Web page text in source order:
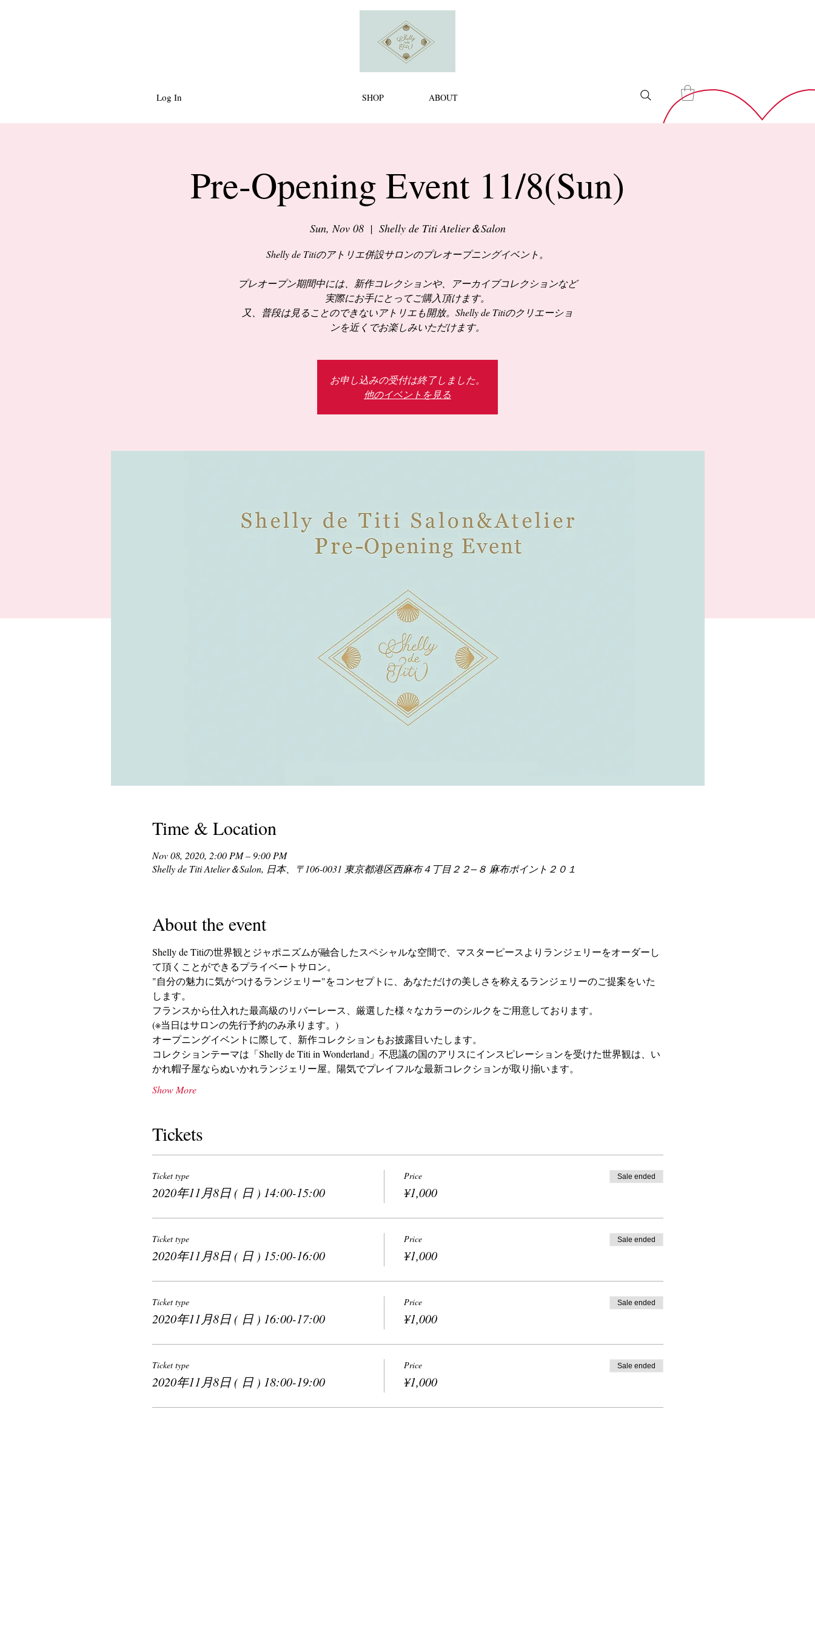
Log In SHOP ABOUT
Pre-Opening Event 11/8(Sun)
Sun, Nov 08
  |
Shelly de Titi Atelier＆Salon
Shelly de Titiのアトリエ併設サロンのプレオープニングイベント。
プレオープン期間中には、新作コレクションや、アーカイブコレクションなど
実際にお手にとってご購入頂けます。
又、普段は見ることのできないアトリエも開放。Shelly de Titiのクリエーショ
お申し込みの受付は終了しました。
他のイベントを見る
Time & Location
Nov 08, 2020, 2:00 PM – 9:00 PM
Shelly de Titi Atelier＆Salon, 日本、〒106-0031 東京都港区西麻布４丁目２２−８ 麻布ポイント２０１
About the event
Shelly de Titiの世界観とジャポニズムが融合したスペシャルな空間で、マスターピースよりランジェリーをオーダーし
て頂くことができるプライベートサロン。
"自分の魅力に気がつけるランジェリー"をコンセプトに、あなただけの美しさを称えるランジェリーのご提案をいた
します。
フランスから仕入れた最高級のリバーレース、厳選した様々なカラーのシルクをご用意しております。
(※当日はサロンの先行予約のみ承ります。)
オープニングイベントに際して、新作コレクションもお披露目いたします。
コレクションテーマは「Shelly de Titi in Wonderland」不思議の国のアリスにインスピレーションを受けた世界観は、い
かれ帽子屋ならぬいかれランジェリー屋。陽気でプレイフルな最新コレクションが取り揃います。
Show More
Tickets
Ticket type
2020年11月8日 ( 日 ) 14:00-15:00
Price
¥1,000
Sale ended
Ticket type
2020年11月8日 ( 日 ) 15:00-16:00
Price
¥1,000
Sale ended
Ticket type
2020年11月8日 ( 日 ) 16:00-17:00
Price
¥1,000
Sale ended
Ticket type
2020年11月8日 ( 日 ) 18:00-19:00
Price
¥1,000
Sale ended